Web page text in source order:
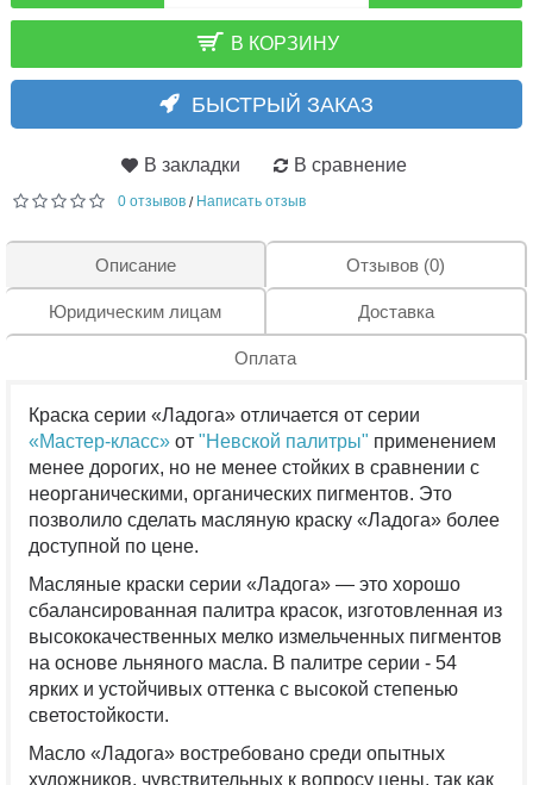
В КОРЗИНУ
БЫСТРЫЙ ЗАКАЗ
В закладки В сравнение
0 отзывов / Написать отзыв
Описание Отзывов (0)
Юридическим лицам Доставка
Оплата
Краска серии «Ладога» отличается от серии
«Мастер-класс» от "Невской палитры" применением
менее дорогих, но не менее стойких в сравнении с
неорганическими, органических пигментов. Это
позволило сделать масляную краску «Ладога» более
доступной по цене.
Масляные краски серии «Ладога» — это хорошо
сбалансированная палитра красок, изготовленная из
высококачественных мелко измельченных пигментов
на основе льняного масла. В палитре серии - 54
ярких и устойчивых оттенка с высокой степенью
светостойкости.
Масло «Ладога» востребовано среди опытных
художников, чувствительных к вопросу цены, так как